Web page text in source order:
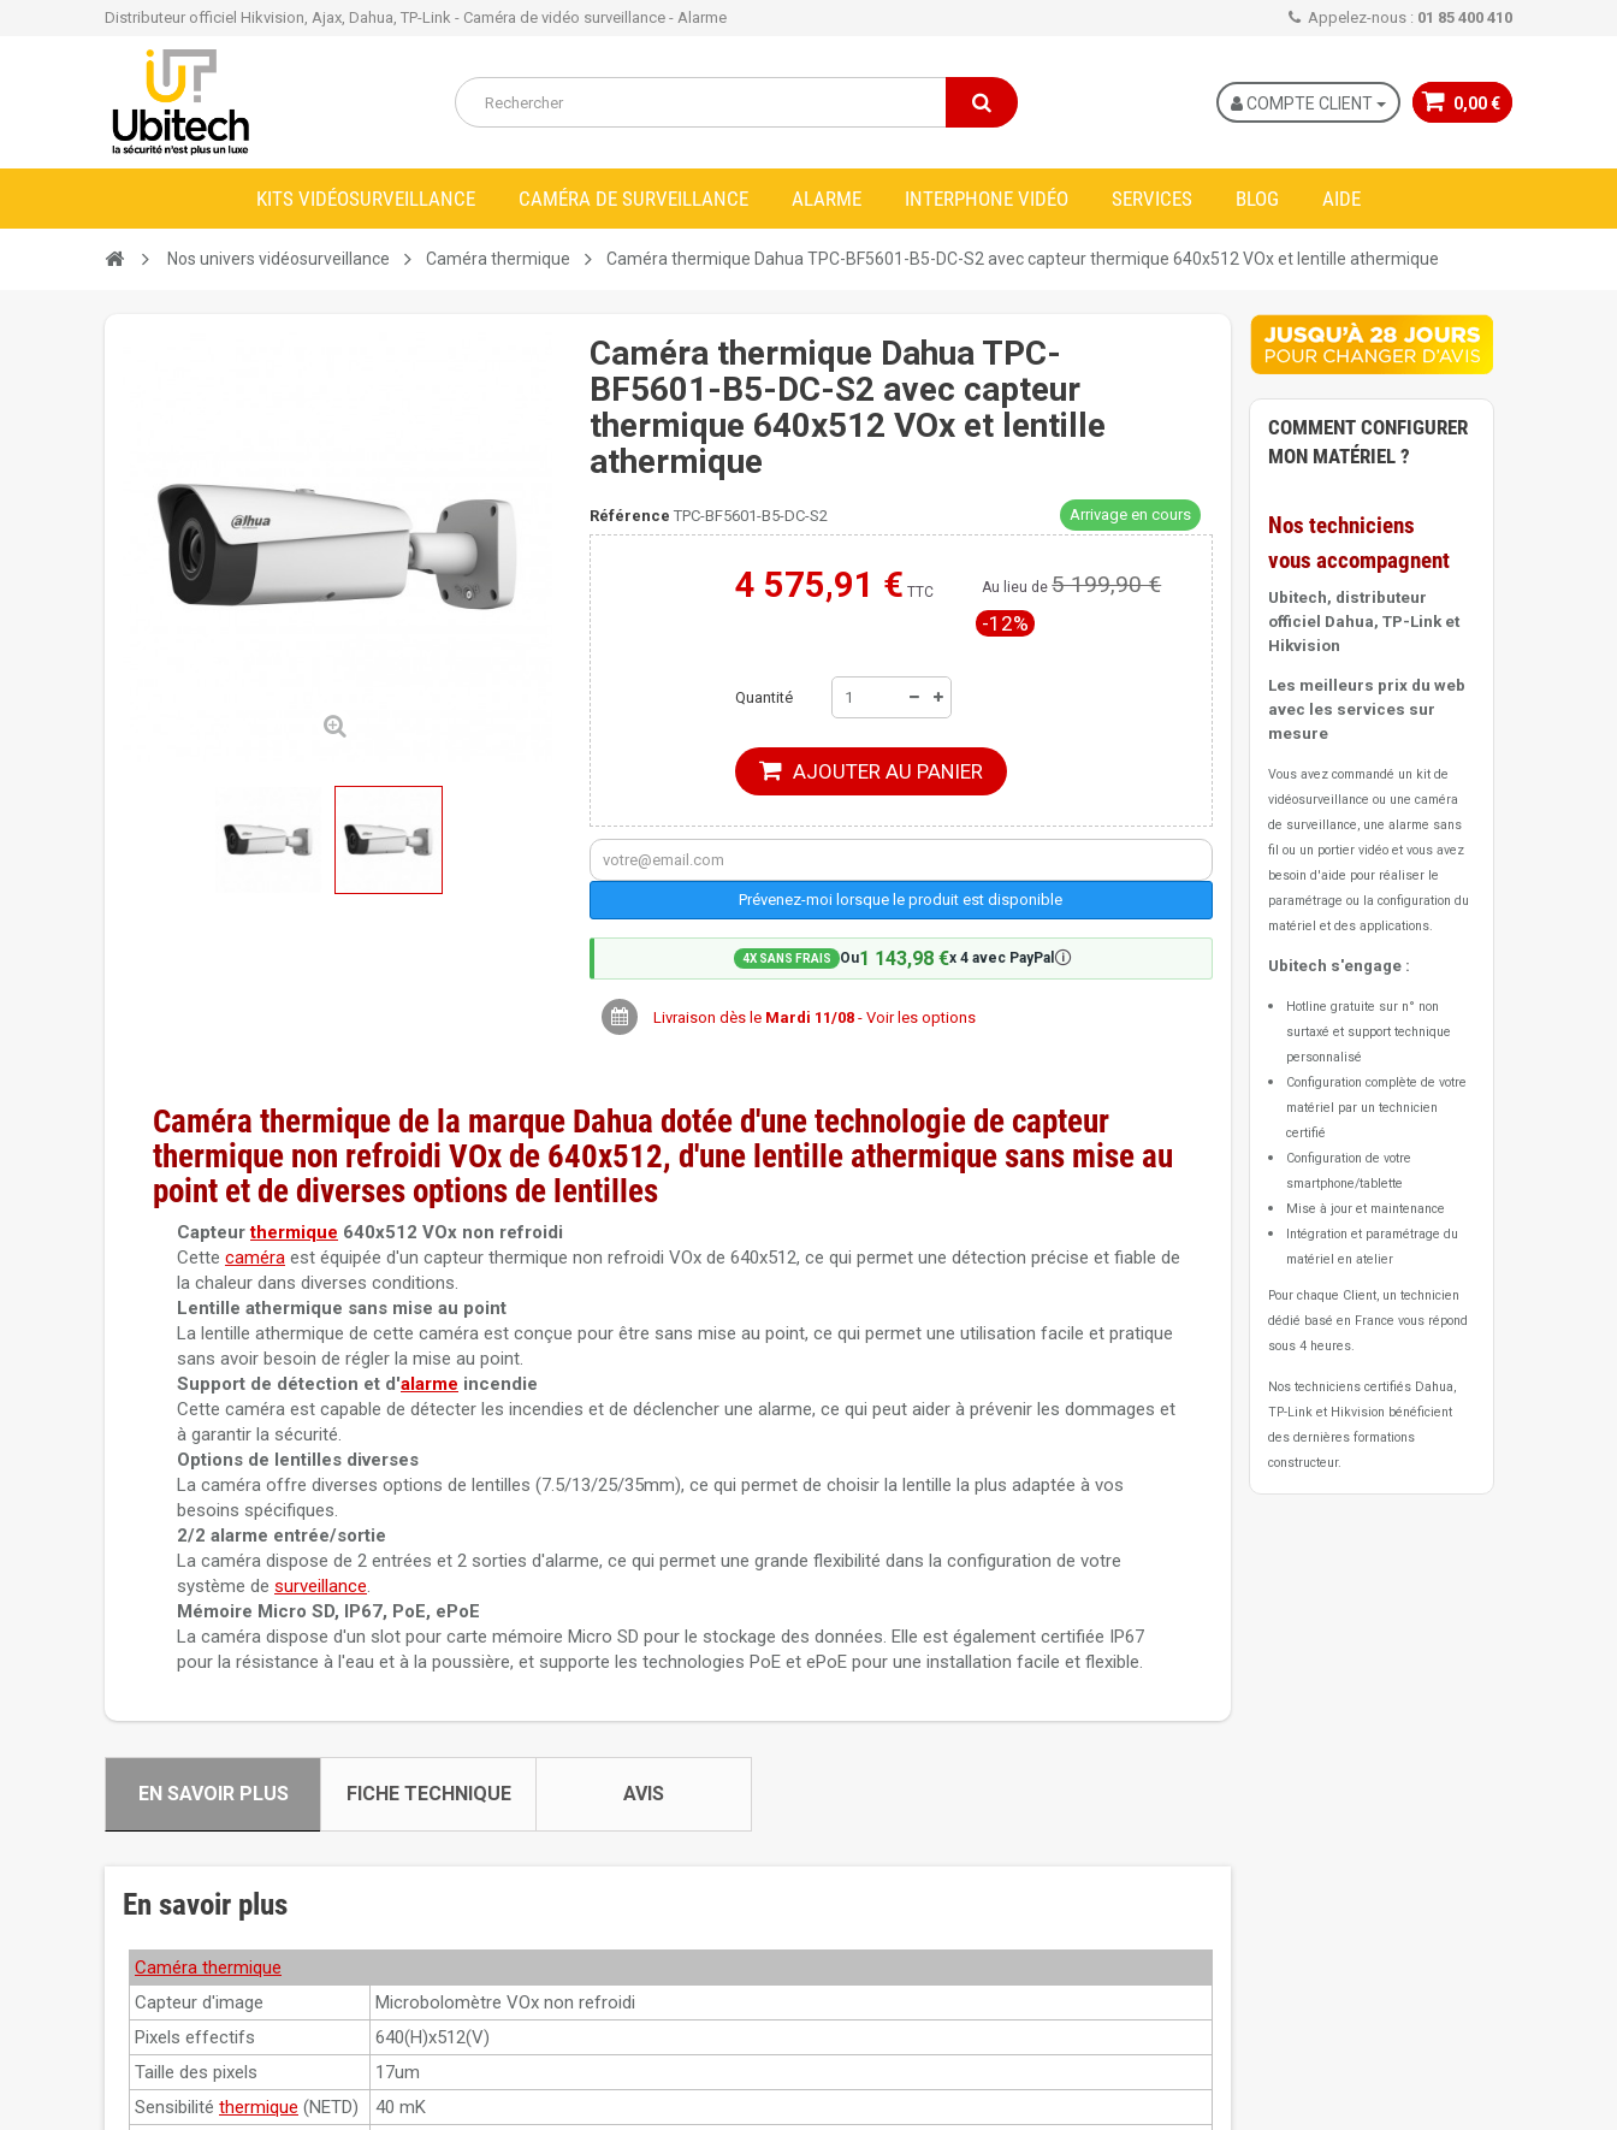
Distributeur officiel Hikvision, Ajax, Dahua, TP-Link - Caméra de vidéo surveillance - Alarme Appelez-nous : 01 85 400 410
0,00 €
COMPTE CLIENT
KITS VIDÉOSURVEILLANCE CAMÉRA DE SURVEILLANCE ALARME INTERPHONE VIDÉO SERVICES BLOG AIDE
Nos univers vidéosurveillance Caméra thermique Caméra thermique Dahua TPC-BF5601-B5-DC-S2 avec capteur thermique 640x512 VOx et lentille athermique
Caméra thermique Dahua TPC-
BF5601-B5-DC-S2 avec capteur
thermique 640x512 VOx et lentille
athermique
Référence TPC-BF5601-B5-DC-S2 Arrivage en cours
4 575,91 € TTC
Moins cher ailleurs ? Au lieu de5 199,90 €
-12%
Quantité
AJOUTER AU PANIER
Prévenez-moi lorsque le produit est disponible
4X SANS FRAIS Ou1 143,98 €x 4 avec PayPal🛈
Livraison dès le Mardi 11/08- Voir les options
Caméra thermique de la marque Dahua dotée d'une technologie de capteur
thermique non refroidi VOx de 640x512, d'une lentille athermique sans mise au
point et de diverses options de lentilles
Capteurthermique 640x512 VOx non refroidi
Cette caméra est équipée d'un capteur thermique non refroidi VOx de 640x512, ce qui permet une détection précise et fiable de
la chaleur dans diverses conditions.
Lentille athermique sans mise au point
La lentille athermique de cette caméra est conçue pour être sans mise au point, ce qui permet une utilisation facile et pratique
sans avoir besoin de régler la mise au point.
Support de détection et d'alarme incendie
Cette caméra est capable de détecter les incendies et de déclencher une alarme, ce qui peut aider à prévenir les dommages et
à garantir la sécurité.
Options de lentilles diverses
La caméra offre diverses options de lentilles (7.5/13/25/35mm), ce qui permet de choisir la lentille la plus adaptée à vos
besoins spécifiques.
2/2 alarme entrée/sortie
La caméra dispose de 2 entrées et 2 sorties d'alarme, ce qui permet une grande flexibilité dans la configuration de votre
système de surveillance.
Mémoire Micro SD, IP67, PoE, ePoE
La caméra dispose d'un slot pour carte mémoire Micro SD pour le stockage des données. Elle est également certifiée IP67
pour la résistance à l'eau et à la poussière, et supporte les technologies PoE et ePoE pour une installation facile et flexible.
EN SAVOIR PLUS FICHE TECHNIQUE AVIS
En savoir plus
Caméra thermique
Capteur d'image
Microbolomètre VOx non refroidi
Pixels effectifs
640(H)x512(V)
Taille des pixels
17um
Sensibilité thermique (NETD)
40 mK
COMMENT CONFIGURER
MON MATÉRIEL ?
Nos techniciens
vous accompagnent
Ubitech, distributeur
officiel Dahua, TP-Link et
Hikvision
Les meilleurs prix du web
avec les services sur
mesure
Vous avez commandé un kit de
vidéosurveillance ou une caméra
de surveillance, une alarme sans
fil ou un portier vidéo et vous avez
besoin d'aide pour réaliser le
paramétrage ou la configuration du
matériel et des applications.
Ubitech s'engage :
Hotline gratuite sur n° non
surtaxé et support technique
personnalisé
Configuration complète de votre
matériel par un technicien
certifié
Configuration de votre
smartphone/tablette
Mise à jour et maintenance
Intégration et paramétrage du
matériel en atelier
Pour chaque Client, un technicien
dédié basé en France vous répond
sous 4 heures.
Nos techniciens certifiés Dahua,
TP-Link et Hikvision bénéficient
des dernières formations
constructeur.